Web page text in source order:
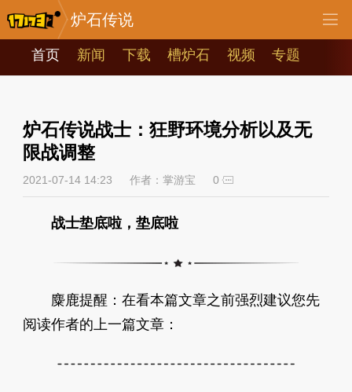
炉石传说
首页 新闻 下载 槽炉石 视频 专题
炉石传说战士：狂野环境分析以及无
限战调整
2021-07-14 14:23 作者：掌游宝 0
战士垫底啦，垫底啦
麋鹿提醒：在看本篇文章之前强烈建议您先
阅读作者的上一篇文章：